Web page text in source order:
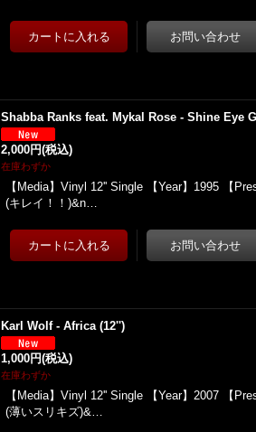
Shabba Ranks feat. Mykal Rose - Shine Eye
2,000円(税込)
在庫わずか
【Media】Vinyl 12'' Single 【Year】1995 【
(キレイ！！)&n…
Karl Wolf - Africa (12'')
1,000円(税込)
在庫わずか
【Media】Vinyl 12'' Single 【Year】2007 【
(薄いスリキズ)&…